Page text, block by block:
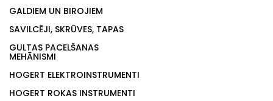
GALDIEM UN BIROJIEM
SAVILCĒJI, SKRŪVES, TAPAS
GULTAS PACELŠANAS
MEHĀNISMI
HOGERT ELEKTROINSTRUMENTI
HOGERT ROKAS INSTRUMENTI